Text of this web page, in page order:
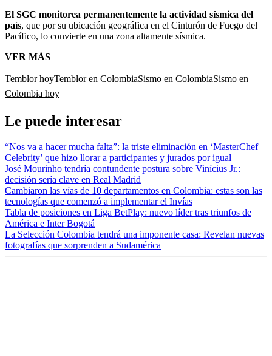
El SGC monitorea permanentemente la actividad sísmica del
país, que por su ubicación geográfica en el Cinturón de Fuego del
Pacífico, lo convierte en una zona altamente sísmica.
VER MÁS
Temblor hoyTemblor en ColombiaSismo en ColombiaSismo en
Colombia hoy
Le puede interesar
“Nos va a hacer mucha falta”: la triste eliminación en ‘MasterChef
Celebrity’ que hizo llorar a participantes y jurados por igual
José Mourinho tendría contundente postura sobre Vinícius Jr.:
decisión sería clave en Real Madrid
Cambiaron las vías de 10 departamentos en Colombia: estas son las
tecnologías que comenzó a implementar el Invías
Tabla de posiciones en Liga BetPlay: nuevo líder tras triunfos de
América e Inter Bogotá
La Selección Colombia tendrá una imponente casa: Revelan nuevas
fotografías que sorprenden a Sudamérica